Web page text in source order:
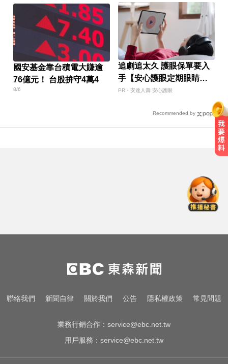
國安基金靠台積電大賺逾
76億元！ 台股拚守4萬4
8/6
追劇追太久 護眼保單要入
手【安心護眼定期眼睛
險】
PR・安達人壽 安心護眼
Recommended by
顆粒」醫揭真相
《唐伯虎》資深綠葉演員 黎彼得病
逝...好友悲痛證實
颱風假怎麼放？停班課標準、宣布
聯絡我們 新聞自律 關於我們 公告 隱私權政策 常見問題
業務行銷合作： service@ebc.net.tw
用戶服務： service@ebc.net.tw